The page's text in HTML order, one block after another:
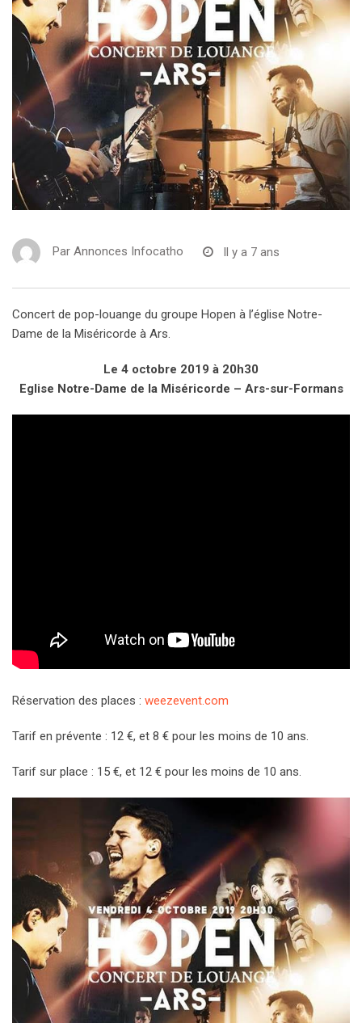
Par Annonces Infocatho Il y a 7 ans
Concert de pop-louange du groupe Hopen à l’église Notre-
Dame de la Miséricorde à Ars.
Le 4 octobre 2019 à 20h30
Eglise Notre-Dame de la Miséricorde – Ars-sur-Formans
Réservation des places : weezevent.com
Tarif en prévente : 12 €, et 8 € pour les moins de 10 ans.
Tarif sur place : 15 €, et 12 € pour les moins de 10 ans.